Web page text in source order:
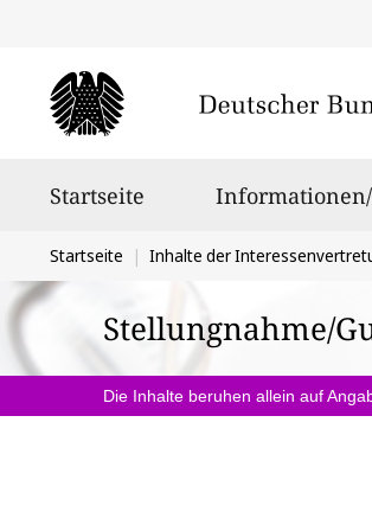
Startseite
Sie
befinden
sich
hier:
Startseite Inhalte der
Stellungnahme/
Die Inhalte beruhen allein auf